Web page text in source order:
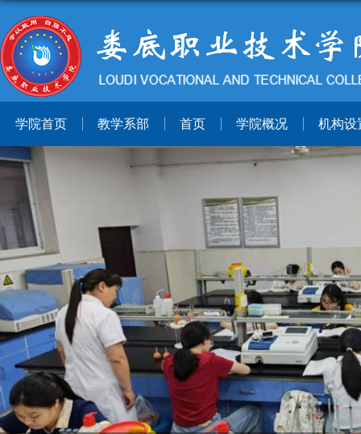
学院首页 教学系部 首页 学院概况 机构设